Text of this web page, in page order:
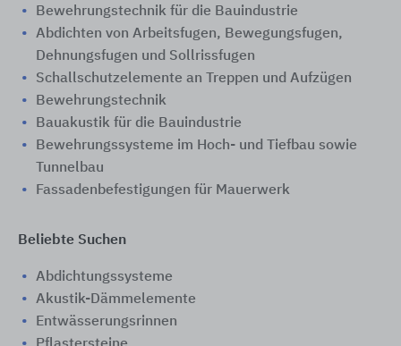
Bewehrungstechnik für die Bauindustrie
Abdichten von Arbeitsfugen, Bewegungsfugen,
Dehnungsfugen und Sollrissfugen
Schallschutzelemente an Treppen und Aufzügen
Bewehrungstechnik
Bauakustik für die Bauindustrie
Bewehrungssysteme im Hoch- und Tiefbau sowie
Tunnelbau
Fassadenbefestigungen für Mauerwerk
Beliebte Suchen
Abdichtungssysteme
Akustik-Dämmelemente
Entwässerungsrinnen